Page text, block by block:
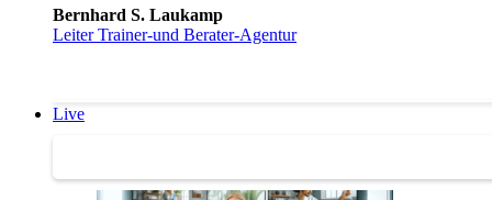
Bernhard S. Laukamp
Leiter Trainer-und Berater-Agentur
Live